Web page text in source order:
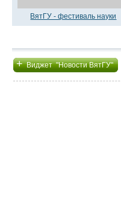
ВятГУ - фестиваль науки
+Виджет "Новости ВятГУ"